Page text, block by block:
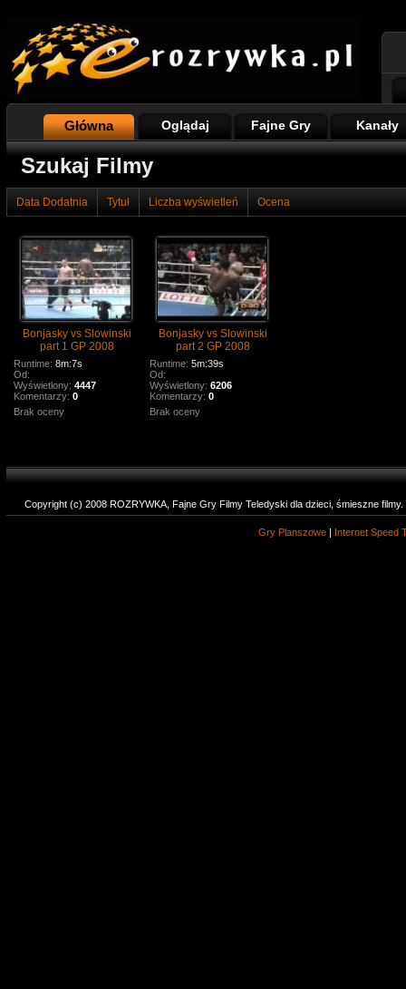
Główna Oglądaj Fajne Gry Kanały
Szukaj Filmy
Data Dodatnia Tytuł Liczba wyświetleń Ocena
Bonjasky vs Slowinski
part 1 GP 2008
Runtime: 8m:7s
Od:
Wyświetlony: 4447
Komentarzy: 0
Brak oceny
Bonjasky vs Slowinski
part 2 GP 2008
Runtime: 5m:39s
Od:
Wyświetlony: 6206
Komentarzy: 0
Brak oceny
Copyright (c) 2008 ROZRYWKA, Fajne Gry Filmy Teledyski dla dzieci, śmieszne
Gry Planszowe | Internet Speed